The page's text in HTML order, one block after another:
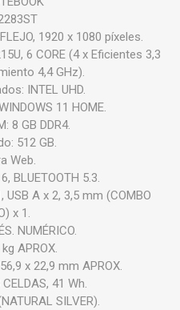
1920 x 1080 píxeles.
6 CORE (4 x Eficientes 3,3
4,4 GHz).
INTEL UHD.
11 HOME.
8 GB DDR4.
512 GB.
Web.
BLUETOOTH 5.3.
USB A x 2, 3,5 mm (COMBO
x 1.
NUMÉRICO.
APROX.
x 22,9 mm APROX.
41 Wh.
SILVER).